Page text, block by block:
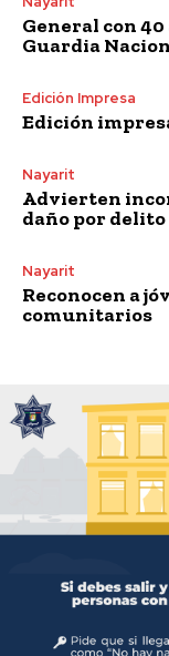
General con
Guardia
Edición Impresa
Edición
Nayarit
Advierten
daño por
Nayarit
Reconocen a
comunitarios